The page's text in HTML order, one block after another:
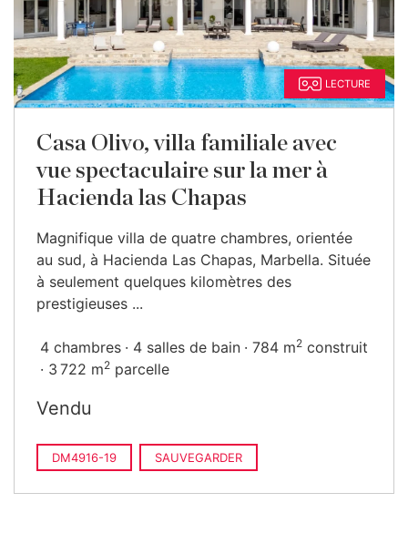
LECTURE
Casa Olivo, villa familiale avec
vue spectaculaire sur la mer à
Hacienda las Chapas
Magnifique villa de quatre chambres, orientée
au sud, à Hacienda Las Chapas, Marbella. Située
à seulement quelques kilomètres des
prestigieuses ...
4 chambres 4 salles de bain 784 m2 construit
3 722 m2 parcelle
Vendu
DM4916-19 SAUVEGARDER